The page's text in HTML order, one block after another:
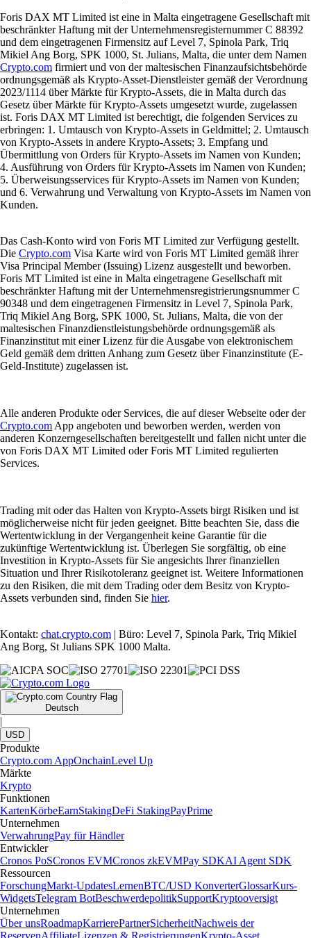
Foris DAX MT Limited ist eine in Malta eingetragene Gesellschaft mit
beschränkter Haftung mit der Unternehmensregisternummer C 88392
und dem eingetragenen Firmensitz auf Level 7, Spinola Park, Triq
Mikiel Ang Borg, SPK 1000, St. Julians, Malta, die unter dem Namen
Crypto.com firmiert und von der maltesischen Finanzaufsichtsbehörde
ordnungsgemäß als Krypto-Asset-Dienstleister gemäß der Verordnung
2023/1114 über Märkte für Krypto-Assets, die in Malta durch das
Gesetz über Märkte für Krypto-Assets umgesetzt wurde, zugelassen
ist. Foris DAX MT Limited ist berechtigt, die folgenden Services zu
erbringen: 1. Umtausch von Krypto-Assets in Geldmittel; 2. Umtausch
von Krypto-Assets in andere Krypto-Assets; 3. Empfang und
Übermittlung von Orders für Krypto-Assets im Namen von Kunden;
4. Ausführung von Orders für Krypto-Assets im Namen von Kunden;
5. Überweisungsservices für Krypto-Assets im Namen von Kunden;
und 6. Verwahrung und Verwaltung von Krypto-Assets im Namen von
Kunden.
Das Cash-Konto wird von Foris MT Limited zur Verfügung gestellt.
Die Crypto.com Visa Karte wird von Foris MT Limited gemäß ihrer
Visa Principal Member (Issuing) Lizenz ausgestellt und beworben.
Foris MT Limited ist eine in Malta eingetragene Gesellschaft mit
beschränkter Haftung mit der Unternehmensregistrierungsnummer C
90348 und dem eingetragenen Firmensitz in Level 7, Spinola Park,
Triq Mikiel Ang Borg, SPK 1000, St. Julians, Malta, die von der
maltesischen Finanzdienstleistungsbehörde ordnungsgemäß als
Finanzinstitut mit einer Lizenz für die Ausgabe von elektronischem
Geld gemäß dem dritten Anhang zum Gesetz über Finanzinstitute (E-
Geld-Institute) zugelassen ist.
Alle anderen Produkte oder Services, die auf dieser Webseite oder der
Crypto.com App angeboten und beworben werden, werden von
anderen Konzerngesellschaften bereitgestellt und fallen nicht unter die
von Foris DAX MT Limited oder Foris MT Limited regulierten
Services.
Trading mit oder das Halten von Krypto-Assets birgt Risiken und ist
möglicherweise nicht für jeden geeignet. Bitte beachten Sie, dass die
Wertentwicklung in der Vergangenheit keine Garantie für die
zukünftige Wertentwicklung ist. Überlegen Sie sorgfältig, ob eine
Investition in Krypto-Assets für Sie angesichts Ihrer finanziellen
Situation und Ihrer Risikotoleranz geeignet ist. Weitere Informationen
zu den Risiken, die mit dem Trading oder dem Besitz von Krypto-
Assets verbunden sind, finden Sie hier.
Kontakt: chat.crypto.com | Büro: Level 7, Spinola Park, Triq Mikiel
Ang Borg, St Julians SPK 1000 Malta.
Deutsch
|
USD
Produkte
Crypto.com AppOnchainLevel Up
Märkte
Krypto
Funktionen
KartenKörbeEarnStakingDeFi StakingPayPrime
Unternehmen
VerwahrungPay für Händler
Entwickler
Cronos PoSCronos EVMCronos zkEVMPay SDKAI Agent SDK
Ressourcen
ForschungMarkt-UpdatesLernenBTC/USD KonverterGlossarKurs-
WidgetsTelegram BotBeschwerdepolitikSupportKryptooversigt
Unternehmen
Über unsRoadmapKarrierePartnerSicherheitNachweis der
ReservenAffiliateLizenzen & RegistrierungenKrypto-Asset